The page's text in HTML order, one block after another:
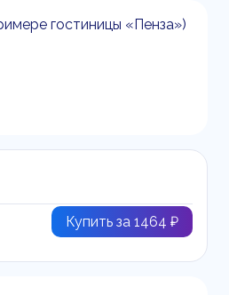
гостиницы «Пенза»)
Купить за 1464 ₽